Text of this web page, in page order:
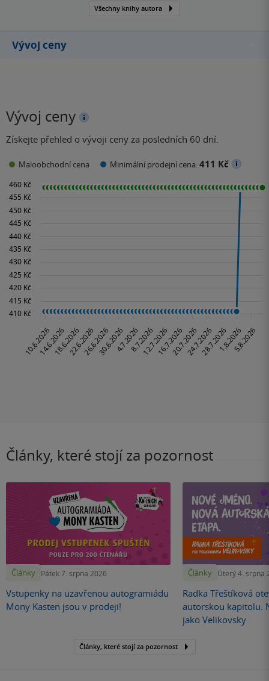
Všechny knihy autora
Vývoj ceny
Vývoj ceny
Získejte přehled o vývoji ceny za posledních 60 dní.
Maloobchodní cena Minimální prodejní cena:411 Kč
Články, které stojí za pozornost
Články Pátek 7. srpna 2026
Vstupenky na uzavřenou autogramiádu
Mony Kasten jsou v prodeji!
Články Úterý 4. srpna
Radka Třeštíková
autorskou kapitolu.
jako Velikovsky
Články, které stojí za pozornost